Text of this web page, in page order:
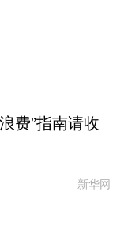
费”指南请收
新华网